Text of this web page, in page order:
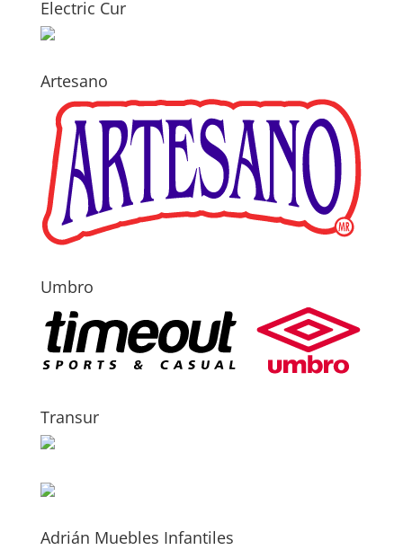
Electric Cur
Artesano
Umbro
Transur
Adrián Muebles Infantiles